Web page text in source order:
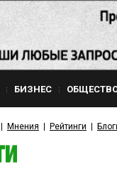
БИЗНЕС
Мнения Рейтинги